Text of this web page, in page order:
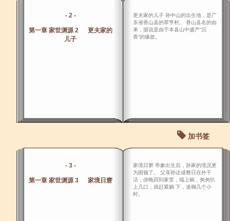
- 2 -
第一章 家世渊源 2 更夫家的
儿子
更夫家的儿子 孙中山的出生地，是广
东省香山县的翠亨村。 香山县名的由
来，据说是由于本县山中盛产“沉
香”的缘故。
加书签
- 3 -
第一章 家世渊源 3 家境日窘
家境日窘 帝象出生后，孙家的境况更
为困顿了。 父亲孙达成整日在外干
活，傍晚回到家里，端上碗，匆匆扒
上几口，就赶紧躺 下，迷糊几个小
时。